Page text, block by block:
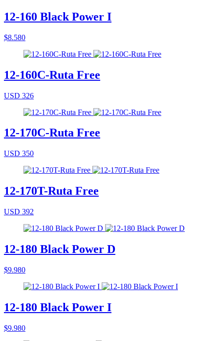
12-160 Black Power I
$8.580
12-160C-Ruta Free
USD 326
12-170C-Ruta Free
USD 350
12-170T-Ruta Free
USD 392
12-180 Black Power D
$9.980
12-180 Black Power I
$9.980